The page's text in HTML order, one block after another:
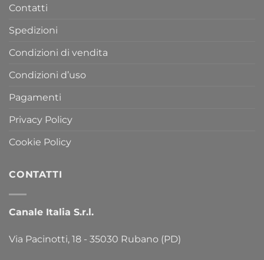
Contatti
Spedizioni
Condizioni di vendita
Condizioni d’uso
Pagamenti
Privacy Policy
Cookie Policy
CONTATTI
Canale Italia S.r.l.
Via Pacinotti, 18 - 35030 Rubano (PD)